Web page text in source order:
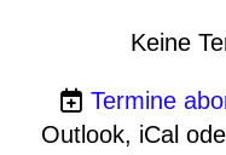
Keine
Termine
Outlook, iCal